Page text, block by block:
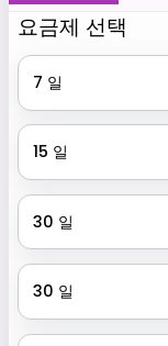
요금제 선택
7 일
15 일
30 일
30 일